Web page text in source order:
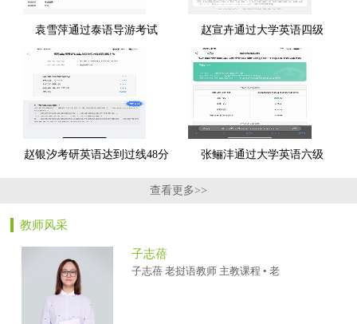
袁雪萍通过泰语导游考试 赵宣卉通过大学英语四级
赵银汐考研英语达到过线48分 张鲡沣通过大学英语六级
查看更多>>
教师风采
子志蓓
子志蓓 老挝语教师 主教课程 • 老